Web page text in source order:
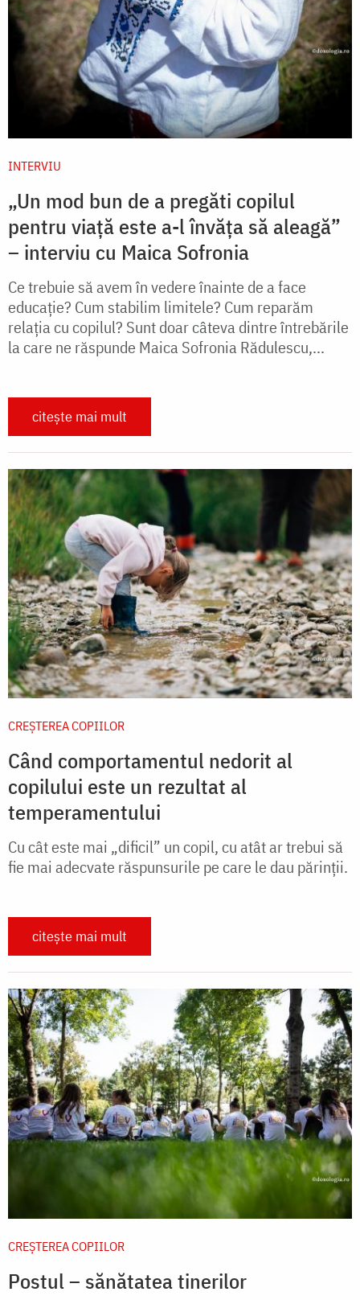
INTERVIU
„Un mod bun de a pregăti copilul
pentru viață este a-l învăța să aleagă”
– interviu cu Maica Sofronia
Ce trebuie să avem în vedere înainte de a face
educație? Cum stabilim limitele? Cum reparăm
relația cu copilul? Sunt doar câteva dintre întrebările
la care ne răspunde Maica Sofronia Rădulescu,...
citește mai mult
CREŞTEREA COPIILOR
Când comportamentul nedorit al
copilului este un rezultat al
temperamentului
Cu cât este mai „dificil” un copil, cu atât ar trebui să
fie mai adecvate răspunsurile pe care le dau părinții.
citește mai mult
CREŞTEREA COPIILOR
Postul – sănătatea tinerilor